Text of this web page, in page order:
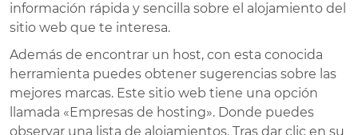
información rápida y sencilla sobre el alojamiento del
sitio web que te interesa.
Además de encontrar un host, con esta conocida
herramienta puedes obtener sugerencias sobre las
mejores marcas. Este sitio web tiene una opción
llamada «Empresas de hosting». Donde puedes
observar una lista de alojamientos. Tras dar clic en su